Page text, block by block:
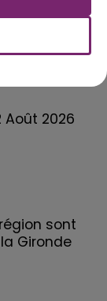
éphémère
Août 2026
sont
Gironde